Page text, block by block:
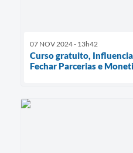
07 NOV 2024 - 13h42
Curso gratuito,
Fechar Parcerias e